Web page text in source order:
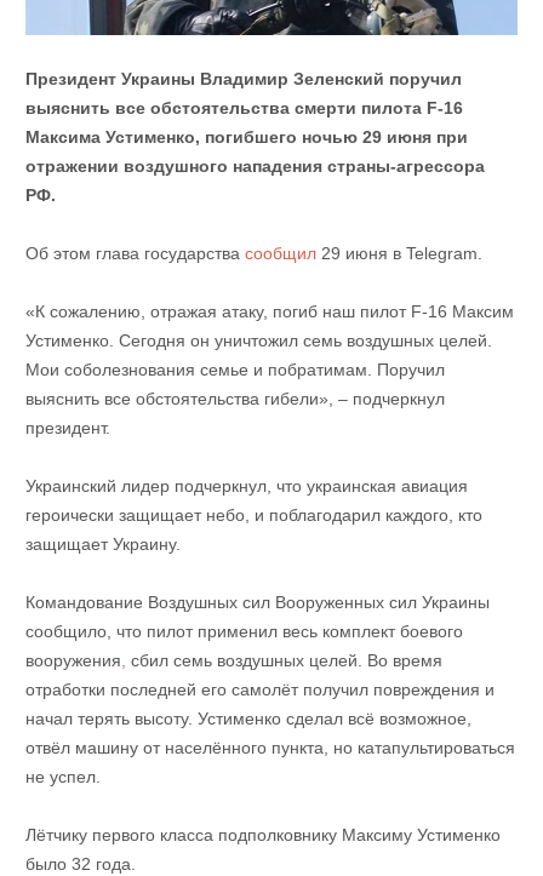
Президент Украины Владимир Зеленский поручил
выяснить все обстоятельства смерти пилота F-16
Максима Устименко, погибшего ночью 29 июня при
отражении воздушного нападения страны-агрессора
РФ.
Об этом глава государства сообщил29 июня в Telegram.
«К сожалению, отражая атаку, погиб наш пилот F-16 Максим
Устименко. Сегодня он уничтожил семь воздушных целей.
Мои соболезнования семье и побратимам. Поручил
выяснить все обстоятельства гибели», – подчеркнул
президент.
Украинский лидер подчеркнул, что украинская авиация
героически защищает небо, и поблагодарил каждого, кто
защищает Украину.
Командование Воздушных сил Вооруженных сил Украины
сообщило, что пилот применил весь комплект боевого
вооружения, сбил семь воздушных целей. Во время
отработки последней его самолёт получил повреждения и
начал терять высоту. Устименко сделал всё возможное,
отвёл машину от населённого пункта, но катапультироваться
не успел.
Лётчику первого класса подполковнику Максиму Устименко
было 32 года.